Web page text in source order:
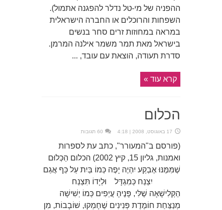
ההפניה של מי-טל נדלר להפגנה אתמול).
השפחות והרוכלים או החברה הישראלית
במראה במחוזות זרים סחר בנשים
בישראל מאת תמר משמר אילנה המרמן.
סדרת תעודה, הוצאת עם עובד, ...
קרא עוד »
הכלום
17 באוגוסט, 2008 | 4:18 60 תגובות
(פורסם ב"המעורר", כתב עת לספרות
ואמנות, גליון 15, קיץ 2002) הכלום הַכְּלוּם
שֶׁמִּמֶּנּוּ אֶבְקַע יִהְיֶה יָפֶה כְּמוֹ בַּיִת עַל כַּף אֲגַם
יִצְנַח כְּמִגְדָּל וּלְיָדוֹ תִּצְנַח
הַקְּלִישָׁאָה שֶׁלִּי, פָּנֶיהָ עֲיֵפִים כְּמוֹ יְשִׁישָׁה
מְנַצַּחַת חוֹמֶדֶת פְּנִינִים שֶׁחָמְקוּ, שׁוֹבָבוֹת, מִן